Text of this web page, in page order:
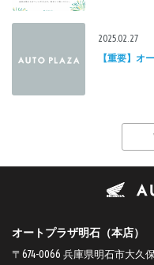
2025.02.27
【重要】オ
オートプラザ明石（本店）
〒674-0066 兵庫県明石市大久